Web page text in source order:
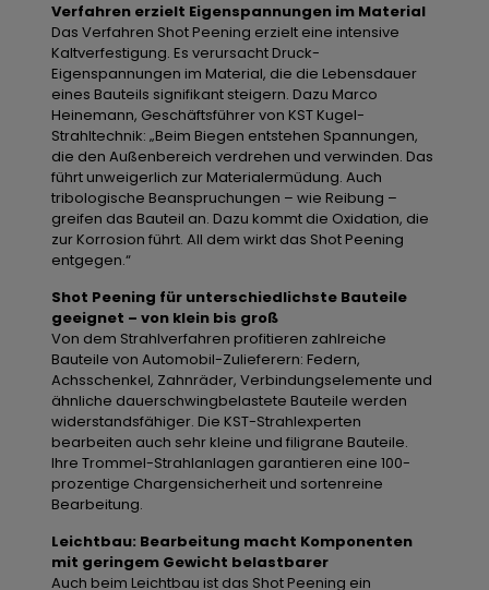
Verfahren erzielt Eigenspannungen im Material
Das Verfahren Shot Peening erzielt eine intensive
Kaltverfestigung. Es verursacht Druck-
Eigenspannungen im Material, die die Lebensdauer
eines Bauteils signifikant steigern. Dazu Marco
Heinemann, Geschäftsführer von KST Kugel-
Strahltechnik: „Beim Biegen entstehen Spannungen,
die den Außenbereich verdrehen und verwinden. Das
führt unweigerlich zur Materialermüdung. Auch
tribologische Beanspruchungen – wie Reibung –
greifen das Bauteil an. Dazu kommt die Oxidation, die
zur Korrosion führt. All dem wirkt das Shot Peening
entgegen.“
Shot Peening für unterschiedlichste Bauteile
geeignet – von klein bis groß
Von dem Strahlverfahren profitieren zahlreiche
Bauteile von Automobil-Zulieferern: Federn,
Achsschenkel, Zahnräder, Verbindungselemente und
ähnliche dauerschwingbelastete Bauteile werden
widerstandsfähiger. Die KST-Strahlexperten
bearbeiten auch sehr kleine und filigrane Bauteile.
Ihre Trommel-Strahlanlagen garantieren eine 100-
prozentige Chargensicherheit und sortenreine
Bearbeitung.
Leichtbau: Bearbeitung macht Komponenten
mit geringem Gewicht belastbarer
Auch beim Leichtbau ist das Shot Peening ein